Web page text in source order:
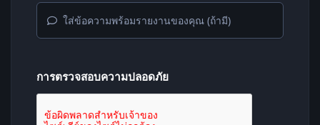
ใส่ข้อความพร้อมรายงานของคุณ (ถ้ามี)
การตรวจสอบความปลอดภัย